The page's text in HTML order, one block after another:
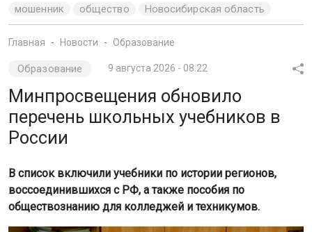
мошенник общество Новосибирская область
Главная Новости Образование
Образование 9 августа 2026 - 08:22
Минпросвещения обновило
перечень школьных учебников в
России
В список включили учебники по истории регионов,
воссоединившихся с РФ, а также пособия по
обществознанию для колледжей и техникумов.